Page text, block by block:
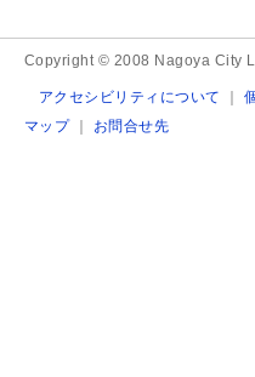
Copyright © 2008 Nagoya City
アクセシビリティについて ｜
マップ｜ お問合せ先